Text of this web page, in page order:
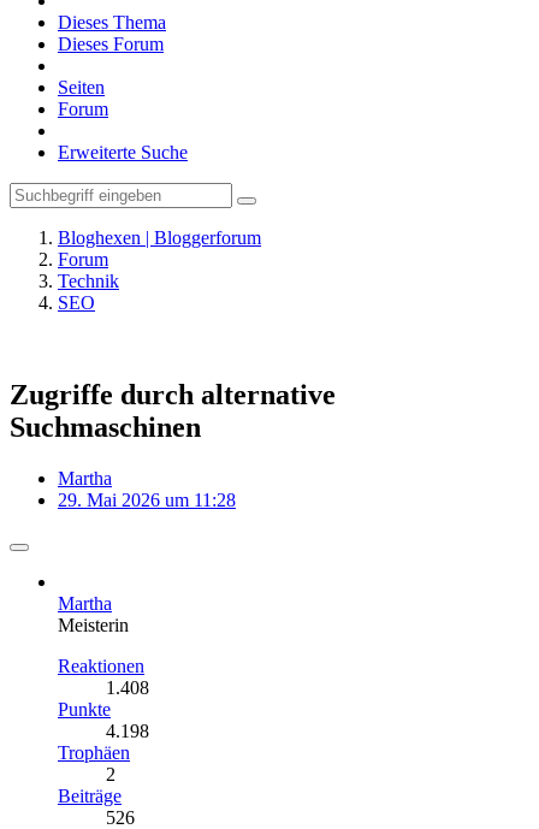
Dieses Thema
Dieses Forum
Seiten
Forum
Erweiterte Suche
Bloghexen | Bloggerforum
Forum
Technik
SEO
Zugriffe durch alternative
Suchmaschinen
Martha
29. Mai 2026 um 11:28
Martha
Meisterin
Reaktionen
1.408
Punkte
4.198
Trophäen
2
Beiträge
526